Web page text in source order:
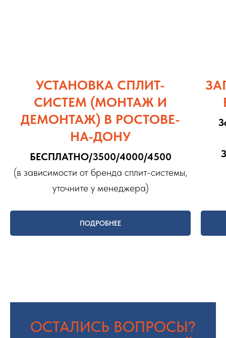
УСТАНОВКА СПЛИТ-
СИСТЕМ (МОНТАЖ И
ДЕМОНТАЖ) В РОСТОВЕ-
НА-ДОНУ
БЕСПЛАТНО/3500/4000/4500
(в зависимости от бренда сплит-системы,
уточните у менеджера)
ПОДРОБНЕЕ
ОСТАЛИСЬ ВОПРОСЫ?